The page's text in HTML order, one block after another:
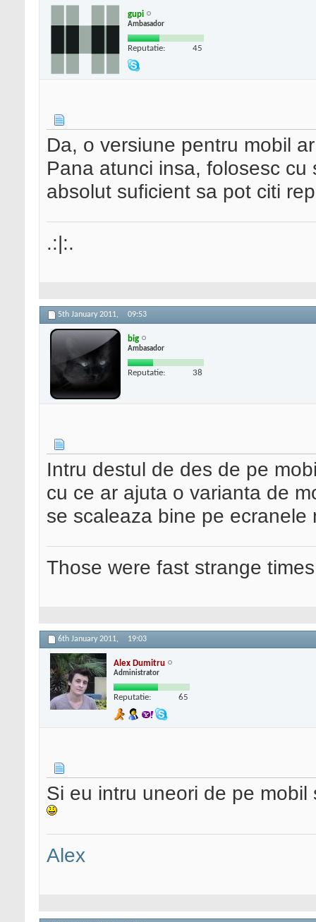
gupi
Ambasador
Reputatie: 45
Da, o versiune pentru mobil
Pana atunci insa, folosesc
absolut suficient sa pot citi
.:|:.
5th January 2011, 09:53
big
Ambasador
Reputatie: 38
Intru destul de des de pe
cu ce ar ajuta o varianta de
se scaleaza bine pe ecranele
Those were fast strange
6th January 2011, 19:03
Alex Dumitru
Administrator
Reputatie: 65
Si eu intru uneori de pe
Alex